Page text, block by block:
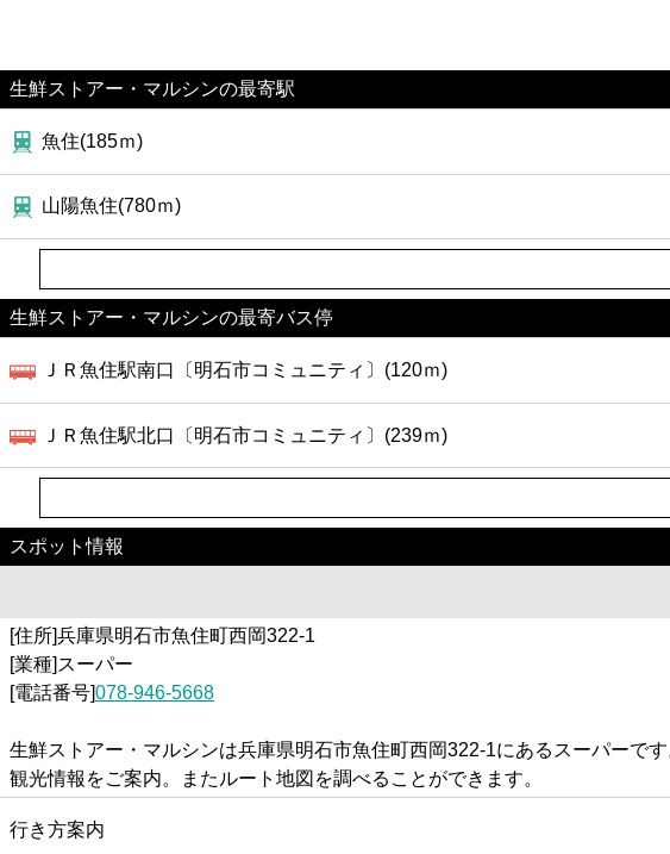
生鮮ストアー・マルシンの最寄駅
魚住(185ｍ)
山陽魚住(780ｍ)
生鮮ストアー・マルシンの最寄バス停
ＪＲ魚住駅南口〔明石市コミュニティ〕(120ｍ)
ＪＲ魚住駅北口〔明石市コミュニティ〕(239ｍ)
スポット情報
[住所]兵庫県明石市魚住町西岡322-1
[業種]スーパー
[電話番号]078-946-5668
生鮮ストアー・マルシンは兵庫県明石市魚住町西岡322-1にあるスーパーで
観光情報をご案内。またルート地図を調べることができます。
行き方案内